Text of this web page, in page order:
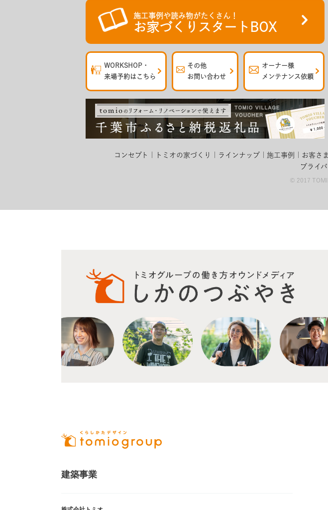
施工事例や読み物がたくさん！
お家づくりスタートBOX
WORKSHOP・
来場予約はこちら
その他
お問い合わせ
オーナー様
メンテナンス依頼
コンセプト トミオの家づくり ラインナップ 施工事例 お客さ
プライ
© 2017
建築事業